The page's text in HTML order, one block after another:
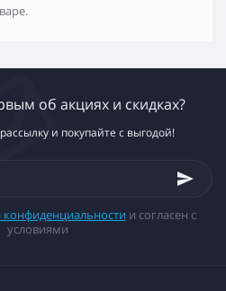
об акциях и скидках?
и покупайте с выгодой!
конфиденциальности и согласен с
условиями